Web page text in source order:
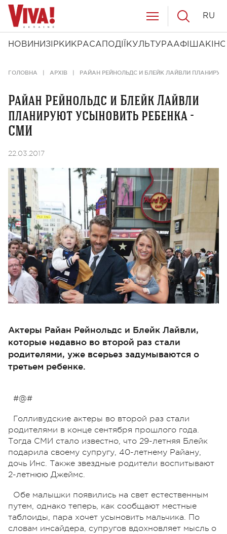
НОВИНИ ЗІРКИ КРАСА ПОДІЇ КУЛЬТУРААФІША КІНО
RU
ГОЛОВНА АРХІВ РАЙАН РЕЙНОЛЬДС И БЛЕЙК ЛАЙВЛИ
Райан Рейнольдс и Блейк Лайвли
планируют усыновить ребенка -
СМИ
22.03.2017
Актеры Райан Рейнольдс и Блейк Лайвли,
которые недавно во второй раз стали
родителями, уже всерьез задумываются о
третьем ребенке.
#@#
Голливудские актеры во второй раз стали
родителями в конце сентября прошлого года.
Тогда СМИ стало известно, что 29-летняя Блейк
подарила своему супругу, 40-летнему Райану,
дочь Инс. Также звездные родители воспитывают
2-летнюю Джеймс.
Обе малышки появились на свет естественным
путем, однако теперь, как сообщают местные
таблоиды, пара хочет усыновить мальчика. По
словам инсайдера, супругов вдохновляет мысль о